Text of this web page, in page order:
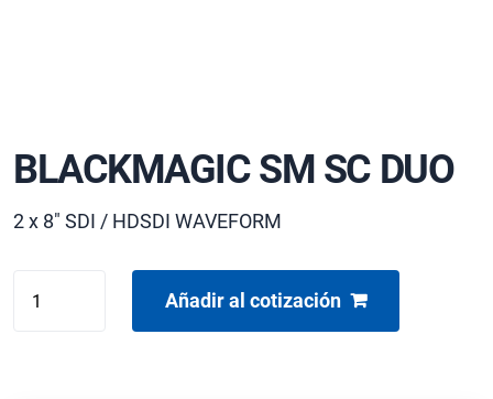
BLACKMAGIC SM SC DUO
2 x 8" SDI / HDSDI WAVEFORM
SM
Añadir al cotización